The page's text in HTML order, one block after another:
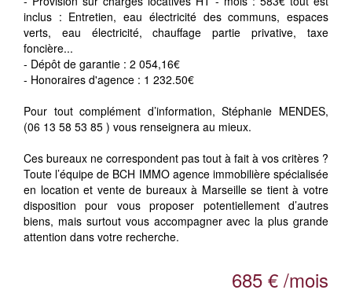
inclus : Entretien, eau électricité des communs, espaces
verts, eau électricité, chauffage partie privative, taxe
foncière...
- Dépôt de garantie : 2 054,16€
- Honoraires d'agence : 1 232.50€
Pour tout complément d’information, Stéphanie MENDES,
(06 13 58 53 85 ) vous renseignera au mieux.
Ces bureaux ne correspondent pas tout à fait à vos critères ?
Toute l’équipe de BCH IMMO agence immobilière spécialisée
en location et vente de bureaux à Marseille se tient à votre
disposition pour vous proposer potentiellement d’autres
biens, mais surtout vous accompagner avec la plus grande
attention dans votre recherche.
685 € /mois